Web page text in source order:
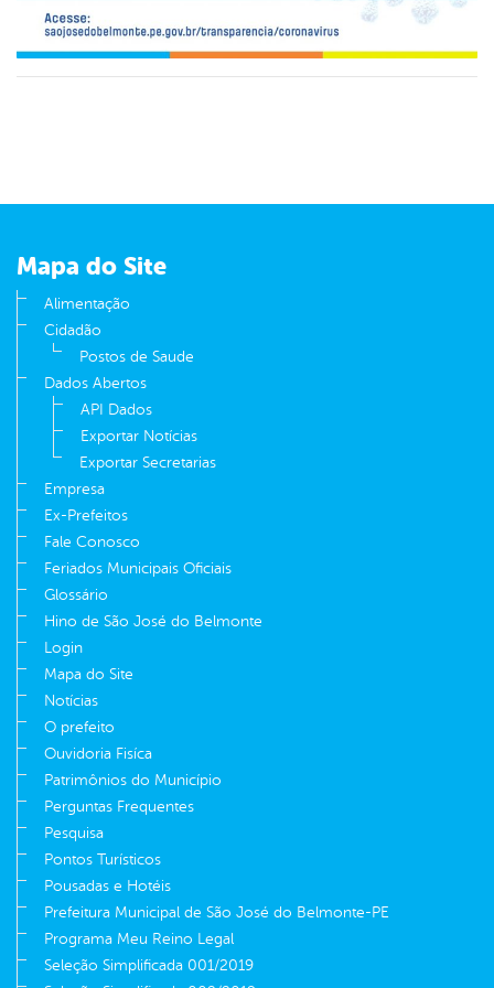
Mapa do Site
Alimentação
Cidadão
Postos de Saude
Dados Abertos
API Dados
Exportar Notícias
Exportar Secretarias
Empresa
Ex-Prefeitos
Fale Conosco
Feriados Municipais Oficiais
Glossário
Hino de São José do Belmonte
Login
Mapa do Site
Notícias
O prefeito
Ouvidoria Fisíca
Patrimônios do Município
Perguntas Frequentes
Pesquisa
Pontos Turísticos
Pousadas e Hotéis
Prefeitura Municipal de São José do Belmonte-PE
Programa Meu Reino Legal
Seleção Simplificada 001/2019